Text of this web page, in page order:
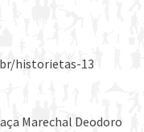
historietas-13
Marechal Deodoro